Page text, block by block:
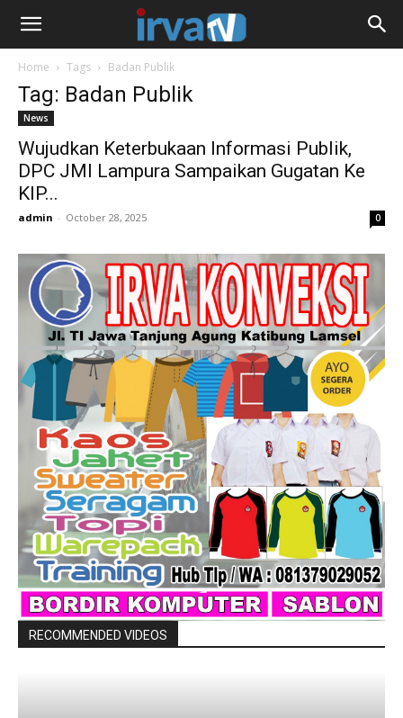
Home Tags Badan Publik
Tag: Badan Publik
News
Wujudkan Keterbukaan Informasi Publik,
DPC JMI Lampura Sampaikan Gugatan Ke
KIP...
admin - October 28, 2025 0
RECOMMENDED VIDEOS